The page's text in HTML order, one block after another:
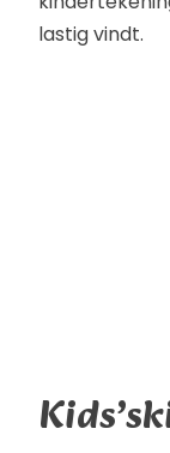
lastig vindt.